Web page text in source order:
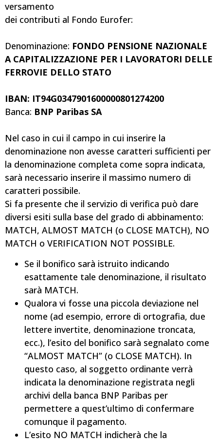
versamento
dei contributi al Fondo Eurofer:
Denominazione: FONDO PENSIONE NAZIONALE
A CAPITALIZZAZIONE PER I LAVORATORI DELLE
FERROVIE DELLO STATO
IBAN: IT94G0347901600000801274200
Banca: BNP Paribas SA
Nel caso in cui il campo in cui inserire la
denominazione non avesse caratteri sufficienti per
la denominazione completa come sopra indicata,
sarà necessario inserire il massimo numero di
caratteri possibile.
Si fa presente che il servizio di verifica può dare
diversi esiti sulla base del grado di abbinamento:
MATCH, ALMOST MATCH (o CLOSE MATCH), NO
MATCH o VERIFICATION NOT POSSIBLE.
Se il bonifico sarà istruito indicando
esattamente tale denominazione, il risultato
sarà MATCH.
Qualora vi fosse una piccola deviazione nel
nome (ad esempio, errore di ortografia, due
lettere invertite, denominazione troncata,
ecc.), l’esito del bonifico sarà segnalato come
“ALMOST MATCH” (o CLOSE MATCH). In
questo caso, al soggetto ordinante verrà
indicata la denominazione registrata negli
archivi della banca BNP Paribas per
permettere a quest’ultimo di confermare
comunque il pagamento.
L’esito NO MATCH indicherà che la